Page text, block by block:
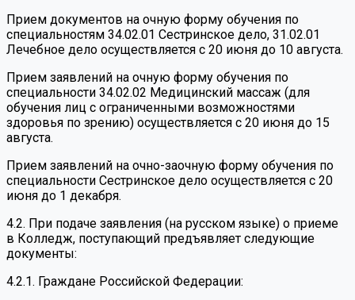
Прием документов на очную форму обучения по
специальностям 34.02.01 Сестринское дело, 31.02.01
Лечебное дело осуществляется с 20 июня до 10 августа.
Прием заявлений на очную форму обучения по
специальности 34.02.02 Медицинский массаж (для
обучения лиц с ограниченными возможностями
здоровья по зрению) осуществляется с 20 июня до 15
августа.
Прием заявлений на очно-заочную форму обучения по
специальности Сестринское дело осуществляется с 20
июня до 1 декабря.
4.2. При подаче заявления (на русском языке) о приеме
в Колледж, поступающий предъявляет следующие
документы:
4.2.1. Граждане Российской Федерации: